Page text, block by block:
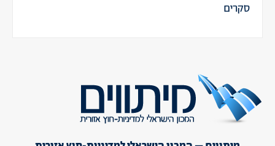
סקרים